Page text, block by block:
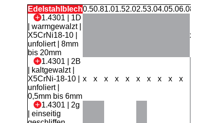
Edelstahlblech0.50.81.01.52.02.53.04.05.06.08.0
1.4301 | 1D
| warmgewalzt |
X5CrNi18-10 |
unfoliert | 8mm
bis 20mm
x
1.4301 | 2B
| kaltgewalzt |
X5CrNi-18-10 |
unfoliert |
0,5mm bis 6mm
x x x x x x x x x x
1.4301 | 2g
| einseitig